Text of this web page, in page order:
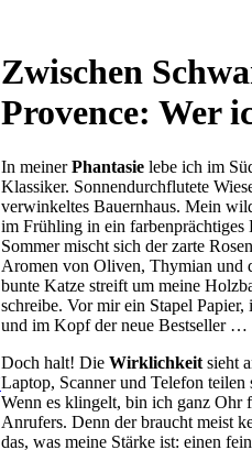
Zwischen
Provence: Wer
In meinerPhantasie lebe ich im
Klassiker. Sonnendurchflutete
verwinkeltes Bauernhaus. Mein
im Frühling in ein farbenprächtiges
Sommer mischt sich der zarte
Aromen von Oliven, Thymian und
bunte Katze streift um meine
schreibe. Vor mir ein Stapel
und im Kopf der neue Bestseller …
Doch halt! Die Wirklichkeit sieht
Laptop, Scanner und Telefon teilen
Wenn es klingelt, bin ich ganz Ohr
Anrufers. Denn der braucht meist
das, was meine Stärke ist: einen